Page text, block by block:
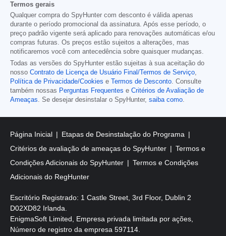
Termos gerais
Qualquer compra do SpyHunter com desconto é válida apenas
durante o período promocional da assinatura. Após esse período, o
preço padrão vigente será aplicado para renovações automáticas e/ou
compras futuras. Os preços estão sujeitos a alterações, mas
notificaremos você com antecedência sobre quaisquer mudanças.
Todas as versões do SpyHunter estão sujeitas à sua aceitação do
nosso Contrato de Licença de Usuário Final/Termos de Serviço,
Política de Privacidade/Cookies e Termos de Desconto. Consulte
também nossas Perguntas Frequentes e Critérios de Avaliação de
Ameaças. Se desejar desinstalar o SpyHunter, saiba como.
Página Inicial
Etapas de Desinstalação do Programa
Critérios de avaliação de ameaças do SpyHunter
Termos e
Condições Adicionais do SpyHunter
Termos e Condições
Adicionais do RegHunter
Escritório Registrado: 1 Castle Street, 3rd Floor, Dublin 2
D02XD82 Irlanda.
EnigmaSoft Limited, Empresa privada limitada por ações,
Número de registro da empresa 597114.